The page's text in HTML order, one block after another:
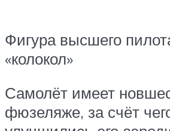
Фигура высшего
«колокол»
Самолёт имеет
фюзеляже, за счёт